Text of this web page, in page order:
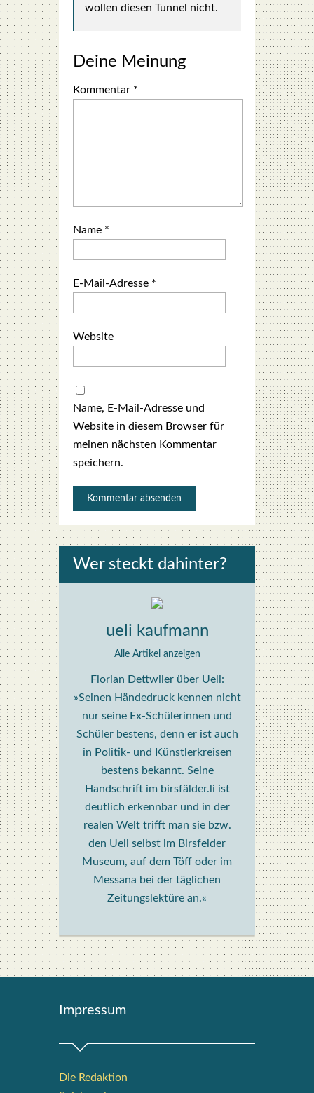
wol­len die­sen Tun­nel nicht.
Deine Meinung
Kommentar *
Name *
E-Mail-Adresse *
Website
Name, E-Mail-Adresse und
Website in diesem Browser für
meinen nächsten Kommentar
speichern.
Wer steckt dahin­ter?
ueli kaufmann
Alle Artikel anzeigen
Florian Dettwiler über Ueli:
»Seinen Händedruck kennen nicht
nur seine Ex-Schülerinnen und
Schüler bestens, denn er ist auch
in Politik- und Künstlerkreisen
bestens bekannt. Seine
Handschrift im birsfälder.li ist
deutlich erkennbar und in der
realen Welt trifft man sie bzw.
den Ueli selbst im Birsfelder
Museum, auf dem Töff oder im
Messana bei der täglichen
Zeitungslektüre an.«
Impres­sum
Die Redak­ti­on